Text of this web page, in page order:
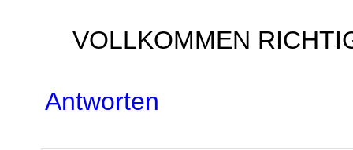
VOLLKOMMEN
Antworten